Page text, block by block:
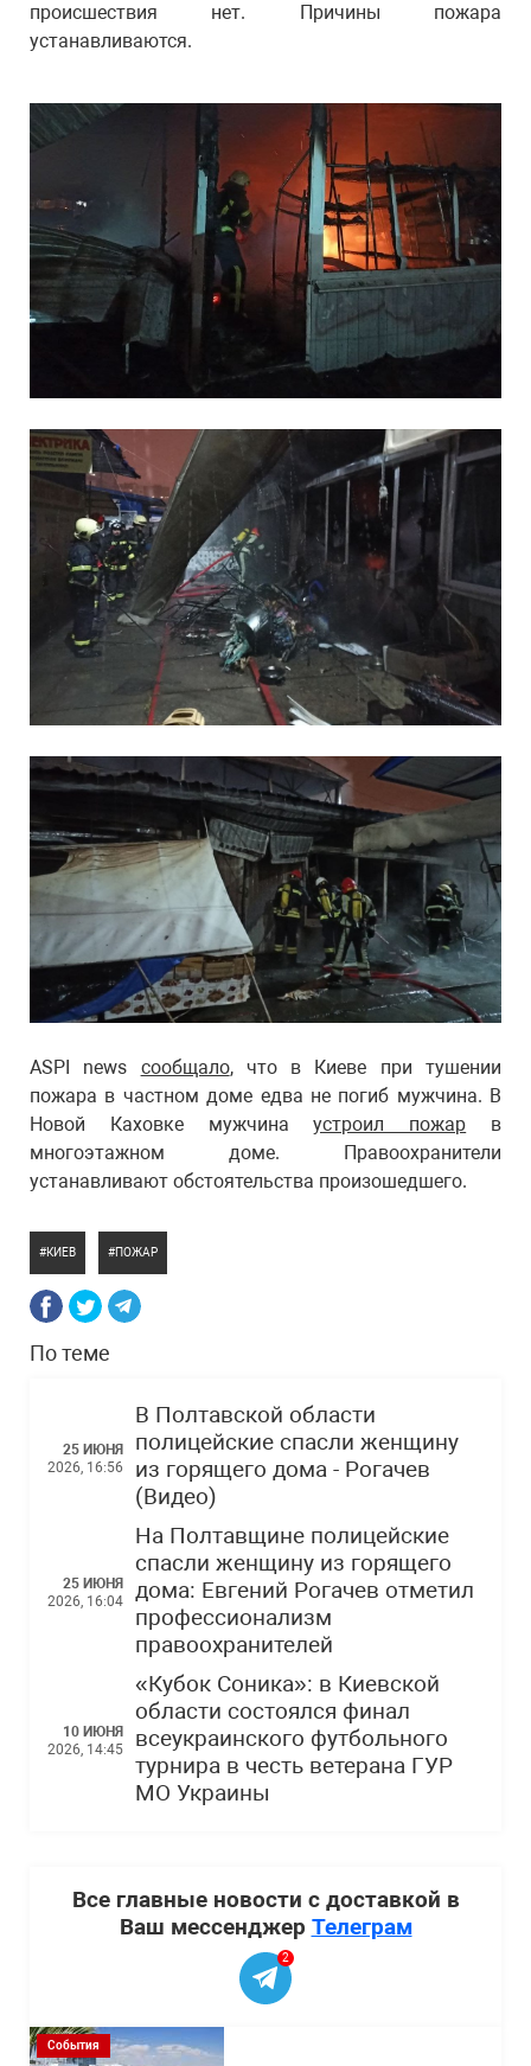
происшествия нет. Причины пожара
устанавливаются.
ASPI news сообщало, что в Киеве при тушении
пожара в частном доме едва не погиб мужчина. В
Новой Каховке мужчинаустроил пожар в
многоэтажном доме. Правоохранители
устанавливают обстоятельства произошедшего.
КИЕВ ПОЖАР
По теме
25 ИЮНЯ
2026, 16:56
В Полтавской области
полицейские спасли женщину
из горящего дома - Рогачев
(Видео)
25 ИЮНЯ
2026, 16:04
На Полтавщине полицейские
спасли женщину из горящего
дома: Евгений Рогачев отметил
профессионализм
правоохранителей
10 ИЮНЯ
2026, 14:45
«Кубок Соника»: в Киевской
области состоялся финал
всеукраинского футбольного
турнира в честь ветерана ГУР
МО Украины
Все главные новости с доставкой в
Ваш мессенджер Телеграм
2
События